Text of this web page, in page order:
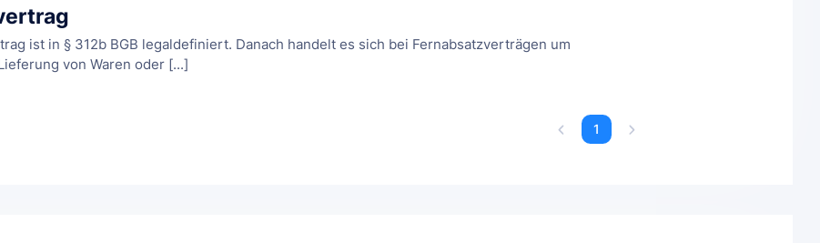
ist in § 312b BGB legaldefiniert. Danach handelt es sich bei Fernabsatzverträgen um
von Waren oder [...]
1